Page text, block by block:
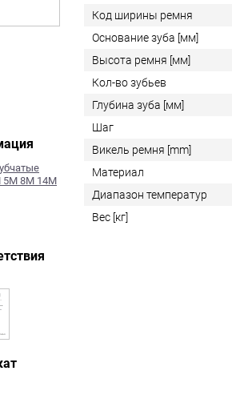
8M 14M
Код ширины ремня
Основание зуба [мм]
Высота ремня [мм]
Кол-во зубьев
Глубина зуба [мм]
Шаг
Викель ремня [mm]
Материал
Диапазон температур
Вес [кг]